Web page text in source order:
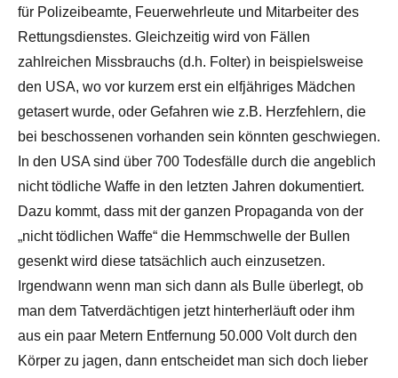
für Polizeibeamte, Feuerwehrleute und Mitarbeiter des
Rettungsdienstes. Gleichzeitig wird von Fällen
zahlreichen Missbrauchs (d.h. Folter) in beispielsweise
den USA, wo vor kurzem erst ein elfjähriges Mädchen
getasert wurde, oder Gefahren wie z.B. Herzfehlern, die
bei beschossenen vorhanden sein könnten geschwiegen.
In den USA sind über 700 Todesfälle durch die angeblich
nicht tödliche Waffe in den letzten Jahren dokumentiert.
Dazu kommt, dass mit der ganzen Propaganda von der
„nicht tödlichen Waffe“ die Hemmschwelle der Bullen
gesenkt wird diese tatsächlich auch einzusetzen.
Irgendwann wenn man sich dann als Bulle überlegt, ob
man dem Tatverdächtigen jetzt hinterherläuft oder ihm
aus ein paar Metern Entfernung 50.000 Volt durch den
Körper zu jagen, dann entscheidet man sich doch lieber